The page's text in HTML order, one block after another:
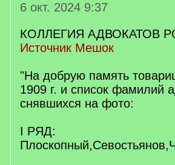
6 окт. 2024 9:37
КОЛЛЕГИЯ АДВОКАТОВ
Источник Мешок
"На добрую память
1909 г. и список фамилий
снявшихся на фото:
I РЯД: